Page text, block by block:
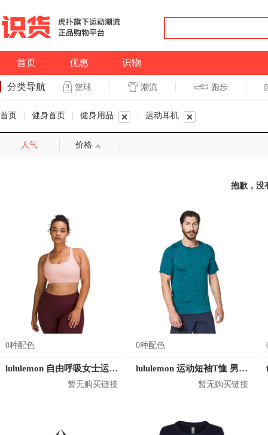
首页 优惠 识物
分类导航 篮球 潮流 跑步
首页 健身首页 健身用品 运动耳机
人气 价格
抱歉，没
0种配色
lululemon 自由呼吸女士运动文胸
暂无购买链接
0种配色
lululemon 运动短袖T恤 男女同款 LM3AR7S
暂无购买链接